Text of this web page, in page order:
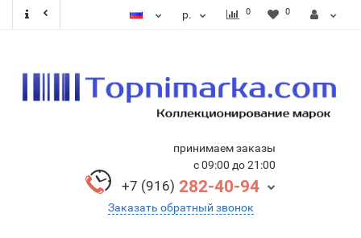
р. 0 0
принимаем заказы
с 09:00 до 21:00
+7 (916) 282-40-94
Заказать обратный звонок